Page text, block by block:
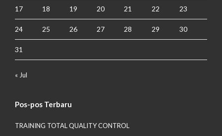
17 18 19 20 21 22 23
24 25 26 27 28 29 30
31
« Jul
Pos-pos Terbaru
TRAINING TOTAL QUALITY CONTROL